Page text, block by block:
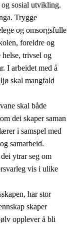
sosial utvikling.
Trygge
og omsorgsfulle
foreldre og
helse, trivsel og
I arbeidet med å
skal mangfald
skal både
dei skaper saman
i samspel med
samarbeid.
ytrar seg om
vis i ulike
har stor
skaper
opplever å bli